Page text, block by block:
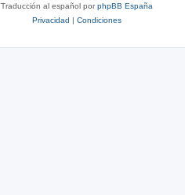
Traducción al español porphpBB España
Privacidad | Condiciones